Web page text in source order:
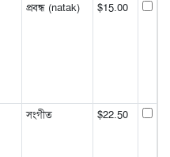
প্রবন্ধ (natak) $15.00
সংগীত $22.50